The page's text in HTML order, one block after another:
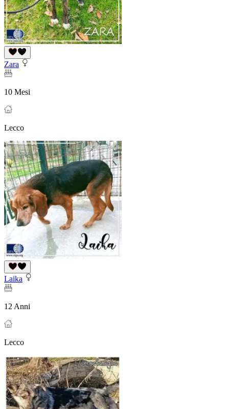
Zara
10 Mesi
Lecco
Laika
12 Anni
Lecco